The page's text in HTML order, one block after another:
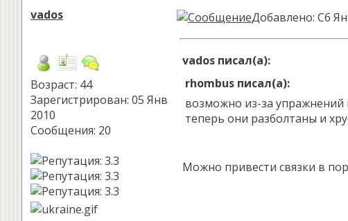
vados
Возраст: 44
Зарегистрирован: 05 Янв
2010
Сообщения: 20
Добавлено: Сб
vados писал(а):
rhombus писал(а):
возможно из-за упражнений
теперь они разболтаны и
Можно привести связки в